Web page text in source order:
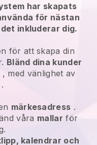
har skapats
för nästan
inkluderar dig.
för att skapa din
Bländ dina kunder
, med vänlighet av
.
märkesadress .
våra mallar för
kalendrar och